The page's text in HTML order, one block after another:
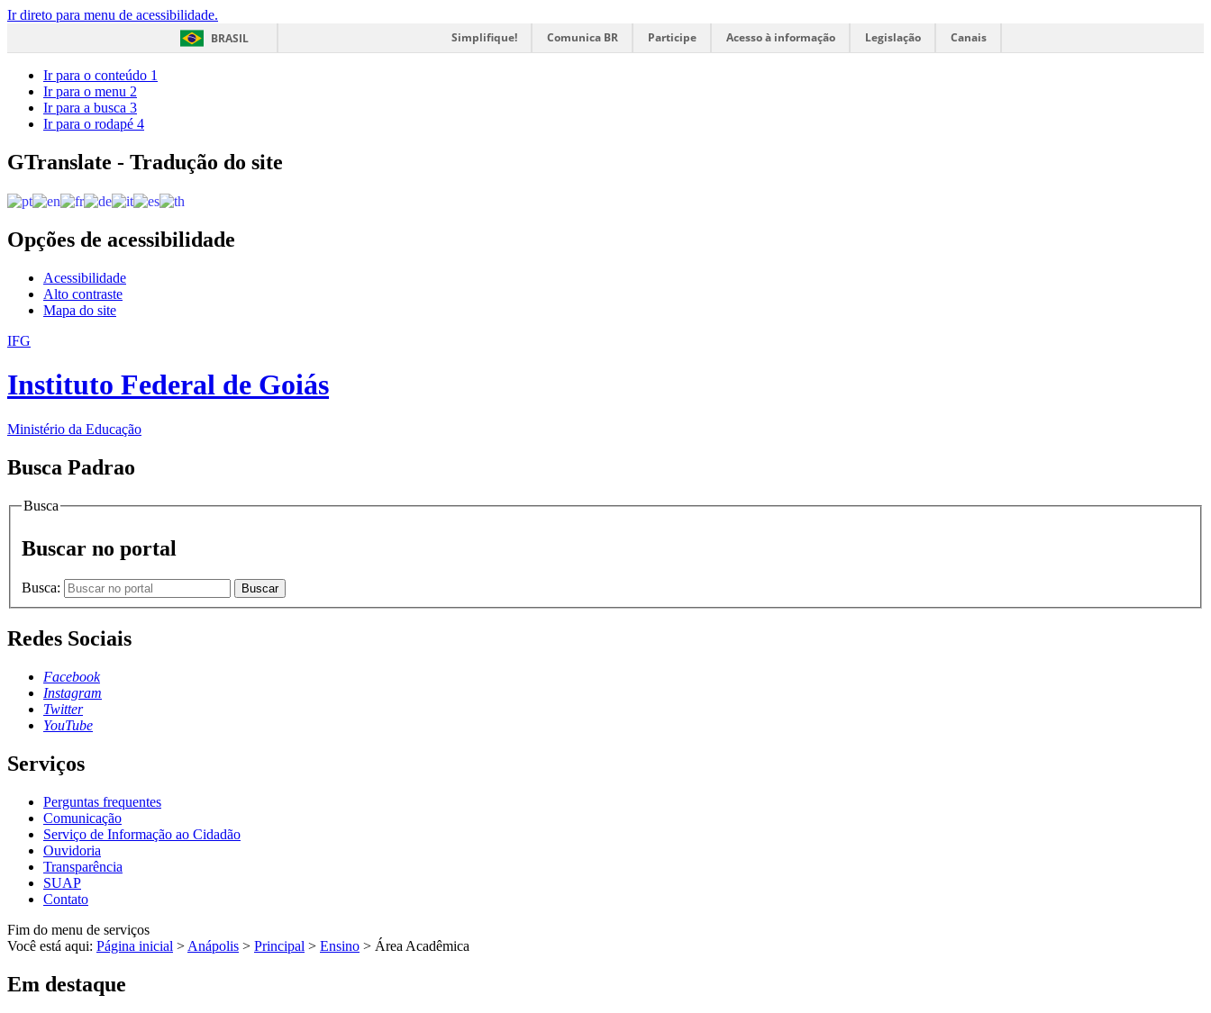
Ir direto para menu de acessibilidade.
BRASIL
Simplifique! Comunica BR Participe Acesso à informação Legislação Canais
Ir para o conteúdo 1
Ir para o menu 2
Ir para a busca 3
Ir para o rodapé 4
GTranslate - Tradução do site
Opções de acessibilidade
Acessibilidade
Alto contraste
Mapa do site
IFG
Instituto Federal de Goiás
Ministério da Educação
Busca Padrao
Busca
Buscar no portal
Busca: Buscar
Redes Sociais
Facebook
Instagram
Twitter
YouTube
Serviços
Perguntas frequentes
Comunicação
Serviço de Informação ao Cidadão
Ouvidoria
Transparência
SUAP
Contato
Fim do menu de serviços
Você está aqui: Página inicial > Anápolis > Principal > Ensino > Área Acadêmica
Em destaque